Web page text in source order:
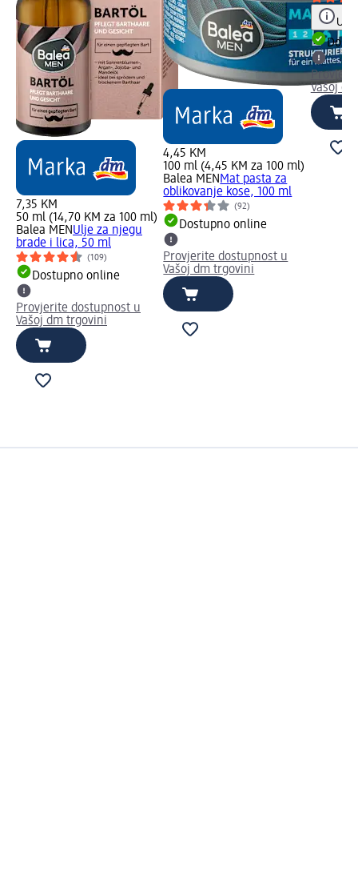
7,35 KM
50 ml (14,70 KM za 100 ml)
Balea MENUlje za njegu
brade i lica, 50 ml
(109)
Dostupno online
Provjerite dostupnost u
Vašoj dm trgovini
4,45 KM
100 ml (4,45 KM za 100 ml)
Balea MEN Mat pasta za
oblikovanje kose, 100 ml
(92)
Dostupno online
Provjerite dostupnost u
Vašoj dm trgovini
Vašoj